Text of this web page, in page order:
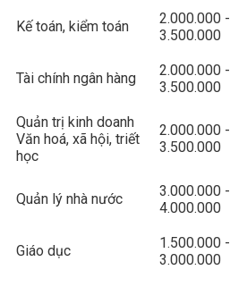
Kế toán, kiểm toán
2.000.000 -
3.500.000
Tài chính ngân hàng
2.000.000 -
3.500.000
Quản trị kinh doanh
Văn hoá, xã hội, triết
học
2.000.000 -
3.500.000
Quản lý nhà nước
3.000.000 -
4.000.000
Giáo dục
1.500.000 -
3.000.000